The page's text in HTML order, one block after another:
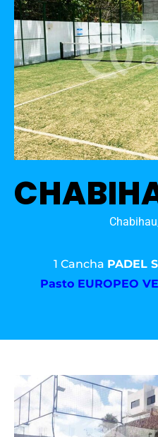
1 Cancha PADEL
Pasto EUROPEO